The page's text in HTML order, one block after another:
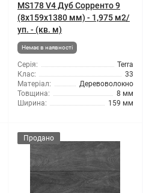
MS178 V4 Дуб Сорренто 9
(8x159x1380 мм) - 1,975 м2/
уп. - (кв. м)
Немає в наявності
Серія:
Terra
Клас:
33
Матеріал:
Деревоволокно
Товщина:
8 мм
Ширина:
159 мм
Продано